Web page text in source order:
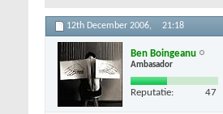
12th December 2006, 21:18
Ben Boingeanu
Ambasador
Reputatie: 47